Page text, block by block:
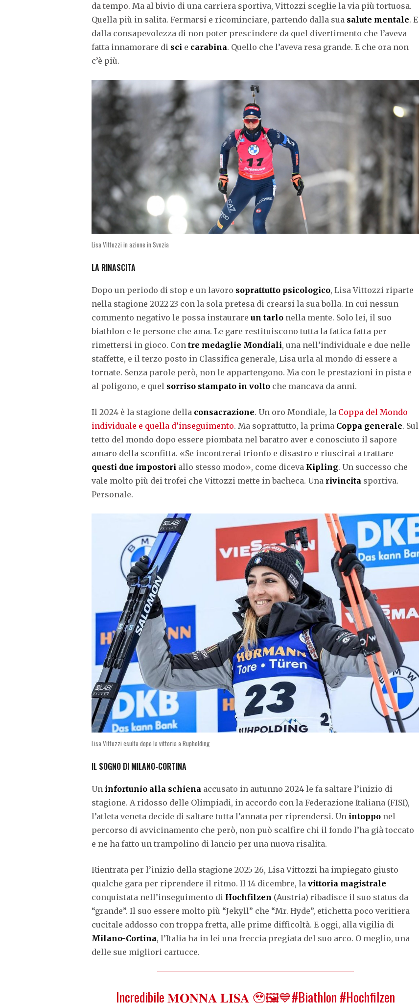
da tempo. Ma al bivio di una carriera sportiva, Vittozzi sceglie la via più tortuosa.
Quella più in salita. Fermarsi e ricominciare, partendo dalla sua salute mentale. E
dalla consapevolezza di non poter prescindere da quel divertimento che l’aveva
fatta innamorare di sci e carabina. Quello che l’aveva resa grande. E che ora non
c’è più.
Lisa Vittozzi in azione in Svezia
LA RINASCITA
Dopo un periodo di stop e un lavoro soprattutto psicologico, Lisa Vittozzi riparte
nella stagione 2022-23 con la sola pretesa di crearsi la sua bolla. In cui nessun
commento negativo le possa instaurare un tarlo nella mente. Solo lei, il suo
biathlon e le persone che ama. Le gare restituiscono tutta la fatica fatta per
rimettersi in gioco. Con tre medaglie Mondiali, una nell’individuale e due nelle
staffette, e il terzo posto in Classifica generale, Lisa urla al mondo di essere a
tornate. Senza parole però, non le appartengono. Ma con le prestazioni in pista e
al poligono, e quel sorriso stampato in volto che mancava da anni.
Il 2024 è la stagione della consacrazione. Un oro Mondiale, la Coppa del Mondo
individuale e quella d’inseguimento. Ma soprattutto, la prima Coppa generale. Sul
tetto del mondo dopo essere piombata nel baratro aver e conosciuto il sapore
amaro della sconfitta. «Se incontrerai trionfo e disastro e riuscirai a trattare
questi due impostori allo stesso modo», come diceva Kipling. Un successo che
vale molto più dei trofei che Vittozzi mette in bacheca. Una rivincita sportiva.
Personale.
Lisa Vittozzi esulta dopo la vittoria a Rupholding
IL SOGNO DI MILANO-CORTINA
Un infortunio alla schiena accusato in autunno 2024 le fa saltare l’inizio di
stagione. A ridosso delle Olimpiadi, in accordo con la Federazione Italiana (FISI),
l’atleta veneta decide di saltare tutta l’annata per riprendersi. Un intoppo nel
percorso di avvicinamento che però, non può scalfire chi il fondo l’ha già toccato
e ne ha fatto un trampolino di lancio per una nuova risalita.
Rientrata per l’inizio della stagione 2025-26, Lisa Vittozzi ha impiegato giusto
qualche gara per riprendere il ritmo. Il 14 dicembre, la vittoria magistrale
conquistata nell’inseguimento di Hochfilzen (Austria) ribadisce il suo status da
“grande”. Il suo essere molto più “Jekyll” che “Mr. Hyde”, etichetta poco veritiera
cucitale addosso con troppa fretta, alle prime difficoltà. E oggi, alla vigilia di
Milano-Cortina, l’Italia ha in lei una freccia pregiata del suo arco. O meglio, una
delle sue migliori cartucce.
Incredibile 𝐌𝐎𝐍𝐍𝐀 𝐋𝐈𝐒𝐀 🥹🖼️💙#Biathlon #Hochfilzen